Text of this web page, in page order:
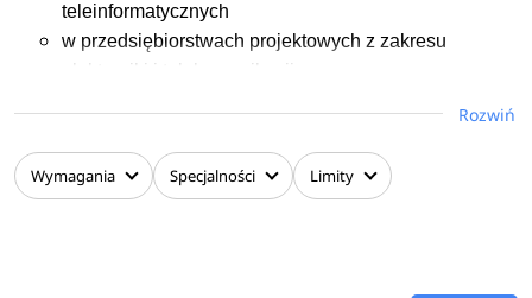
teleinformatycznych
w przedsiębiorstwach projektowych z zakresu
elektroniki i telekomunikacji
w firmach projektujących podzespoły elektroniczne
Rozwiń
Wymagania Specjalności Limity